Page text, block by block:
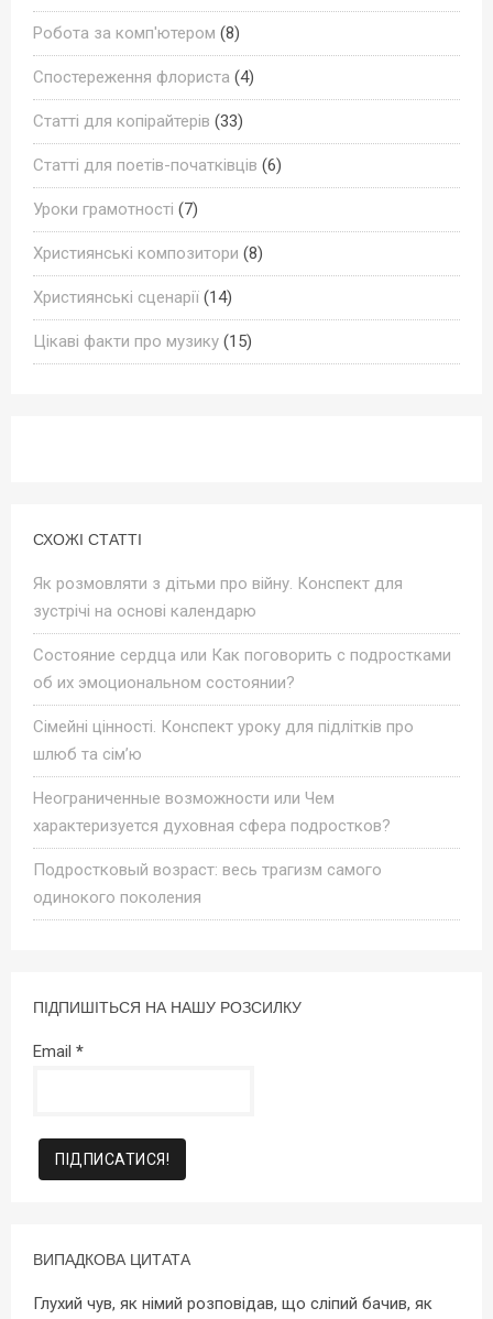
Робота за комп'ютером (8)
Спостереження флориста (4)
Статті для копірайтерів (33)
Статті для поетів-початківців (6)
Уроки грамотності (7)
Християнські композитори (8)
Християнські сценарії (14)
Цікаві факти про музику (15)
СХОЖІ СТАТТІ
Як розмовляти з дітьми про війну. Конспект для
зустрічі на основі календарю
Состояние сердца или Как поговорить с подростками
об их эмоциональном состоянии?
Сімейні цінності. Конспект уроку для підлітків про
шлюб та сім’ю
Неограниченные возможности или Чем
характеризуется духовная сфера подростков?
Подростковый возраст: весь трагизм самого
одинокого поколения
ПІДПИШІТЬСЯ НА НАШУ РОЗСИЛКУ
Email *
ВИПАДКОВА ЦИТАТА
Глухий чув, як німий розповідав, що сліпий бачив, як